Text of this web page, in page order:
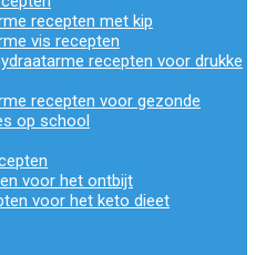
recepten met kip
vis recepten
recepten voor drukke
recepten voor gezonde
op school
voor het ontbijt
voor het keto dieet